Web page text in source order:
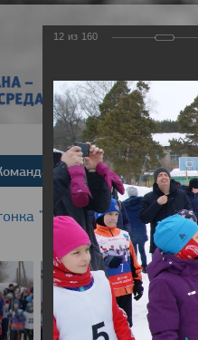
Новости
"Лыжня здоровья" 2020
12 из 160